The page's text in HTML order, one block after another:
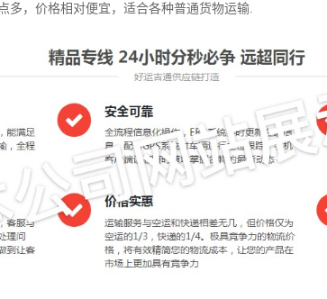
多，价格相对便宜，适合各种普通货物运输.